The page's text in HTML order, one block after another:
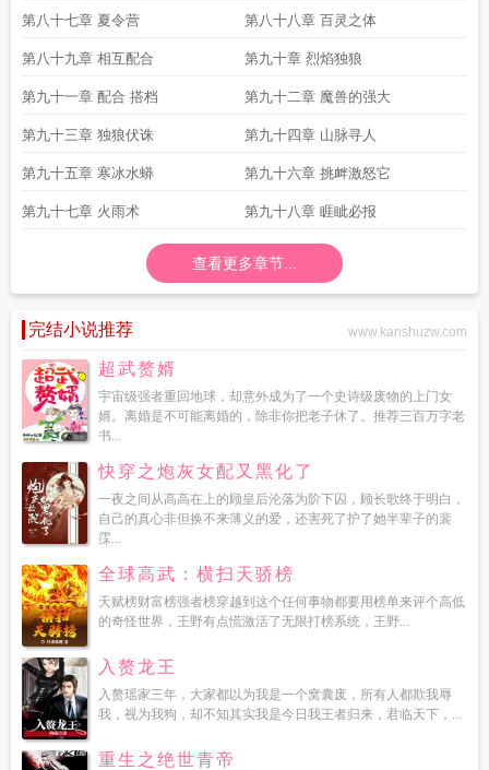
第八十七章 夏令营 第八十八章 百灵之体
第八十九章 相互配合 第九十章 烈焰独狼
第九十一章 配合 搭档 第九十二章 魔兽的强大
第九十三章 独狼伏诛 第九十四章 山脉寻人
第九十五章 寒冰水蟒 第九十六章 挑衅激怒它
第九十七章 火雨术 第九十八章 睚眦必报
查看更多章节...
完结小说推荐 www.kanshuzw.com
超武赘婿
宇宙级强者重回地球，却意外成为了一个史诗级废物的上门女
婿。离婚是不可能离婚的，除非你把老子休了。推荐三百万字老
书...
快穿之炮灰女配又黑化了
一夜之间从高高在上的顾皇后沦落为阶下囚，顾长歌终于明白，
自己的真心非但换不来薄义的爱，还害死了护了她半辈子的裴
霂...
全球高武：横扫天骄榜
天赋榜财富榜强者榜穿越到这个任何事物都要用榜单来评个高低
的奇怪世界，王野有点慌激活了无限打榜系统，王野...
入赘龙王
入赘瑶家三年，大家都以为我是一个窝囊废，所有人都欺我辱
我，视为我狗，却不知其实我是今日我王者归来，君临天下，...
重生之绝世青帝